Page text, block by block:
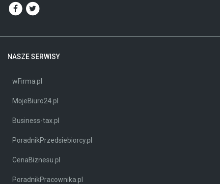
NASZE SERWISY
wFirma.pl
MojeBiuro24.pl
Business-tax.pl
PoradnikPrzedsiebiorcy.pl
CenaBiznesu.pl
PoradnikPracownika.pl